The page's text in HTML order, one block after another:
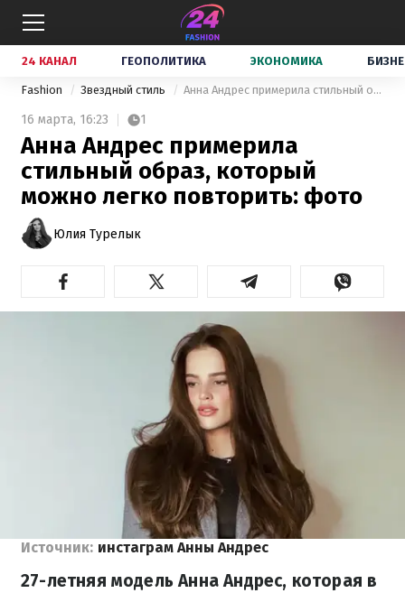
24 КАНАЛ ГЕОПОЛИТИКА ЭКОНОМИКА
Fashion Звездный стиль Анна Андрес примерила стильный образ, который можно легко повторить: фото
16 марта, 16:23 1
Анна Андрес примерила
стильный образ, который
можно легко повторить: фото
Юлия Турелык
Источник: инстаграм Анны Андрес
27-летняя модель Анна Андрес, которая в